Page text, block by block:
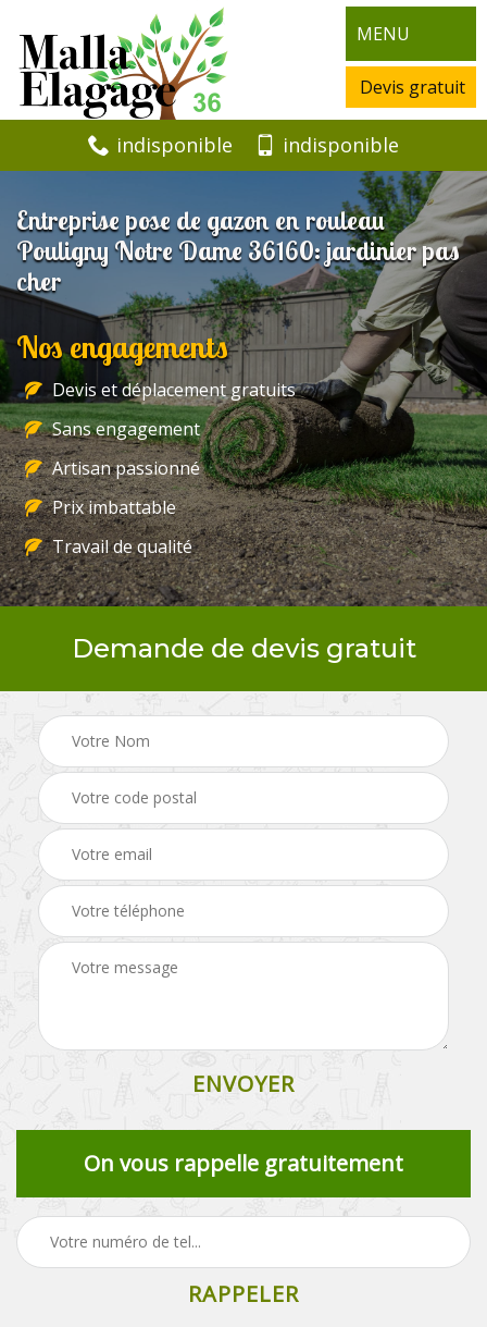
MENU
Devis gratuit
indisponible indisponible
Entreprise pose de gazon en rouleau
Pouligny Notre Dame 36160: jardinier pas
cher
Nos engagements
Devis et déplacement gratuits
Sans engagement
Artisan passionné
Prix imbattable
Travail de qualité
Demande de devis gratuit
On vous rappelle gratuitement